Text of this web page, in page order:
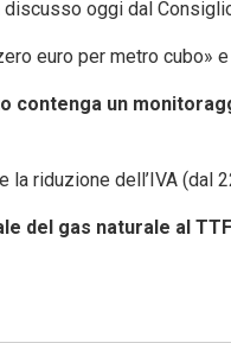
oggi dal
euro per metro cubo»
contenga un
la riduzione dell’IVA
del gas naturale al